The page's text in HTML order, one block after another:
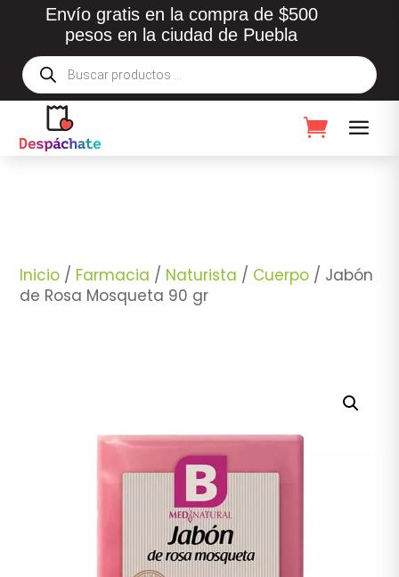
Envío gratis en la compra de $500
pesos en la ciudad de Puebla
Búsqueda
de
productos
Inicio / Farmacia / Naturista / Cuerpo / Jabón
de Rosa Mosqueta 90 gr